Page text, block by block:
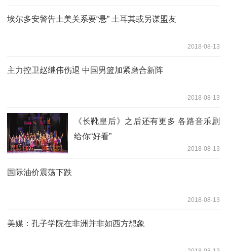
埃尔多安警告土美关系要“悬” 土耳其或另谋盟友
2018-08-13
主力控卫赵继伟伤退 中国男篮加紧磨合新阵
2018-08-13
《长靴皇后》之后还有更多 各路音乐剧
给你“好看”
2018-08-13
国际油价震荡下跌
2018-08-13
美媒：孔子学院在非洲并非如西方想象